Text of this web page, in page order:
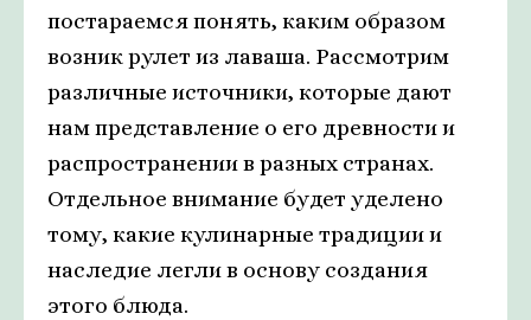
постараемся понять, каким образом
возник рулет из лаваша. Рассмотрим
различные источники, которые дают
нам представление о его древности и
распространении в разных странах.
Отдельное внимание будет уделено
тому, какие кулинарные традиции и
наследие легли в основу создания
этого блюда.